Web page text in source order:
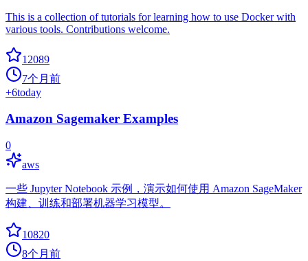
This is a collection of tutorials for learning how to use Docker with
various tools. Contributions welcome.
12089
7个月前
+6today
Amazon Sagemaker Examples
0
aws
一些 Jupyter Notebook 示例，演示如何使用 Amazon SageMaker
构建、训练和部署机器学习模型。
10820
8个月前